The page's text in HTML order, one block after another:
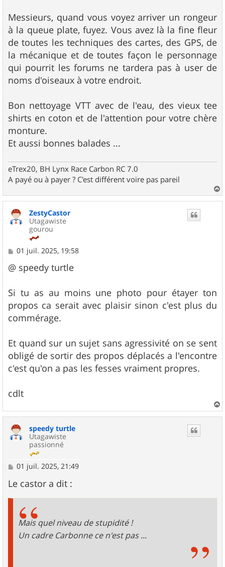
Messieurs, quand vous voyez arriver un rongeur
à la queue plate, fuyez. Vous avez là la fine fleur
de toutes les techniques des cartes, des GPS, de
la mécanique et de toutes façon le personnage
qui pourrit les forums ne tardera pas à user de
noms d'oiseaux à votre endroit.
Bon nettoyage VTT avec de l'eau, des vieux tee
shirts en coton et de l'attention pour votre chère
monture.
Et aussi bonnes balades ...
eTrex20, BH Lynx Race Carbon RC 7.0
A payé ou à payer ? C'est différent voire pas pareil
a
ZestyCastor
Utagawiste
gourou
M
s
s
g
e
01 juil. 2025, 19:58
@ speedy turtle
Si tu as au moins une photo pour étayer ton
propos ca serait avec plaisir sinon c'est plus du
commérage.
Et quand sur un sujet sans agressivité on se sent
obligé de sortir des propos déplacés a l'encontre
c'est qu'on a pas les fesses vraiment propres.
cdlt
a
speedy turtle
Utagawiste
passionné
M
s
s
a
01 juil. 2025, 21:49
Le castor a dit :
Mais quel niveau de stupidité !
Un cadre Carbonne ce n'est pas ...